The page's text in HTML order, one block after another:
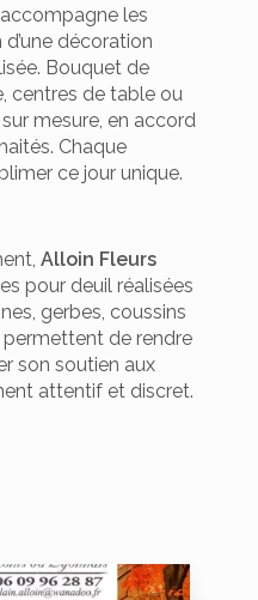
accompagne les
décoration
Bouquet de
centres de table ou
mesure, en accord
Chaque
ce jour unique.
Alloin Fleurs
pour deuil réalisées
gerbes, coussins
de rendre
son soutien aux
attentif et discret.